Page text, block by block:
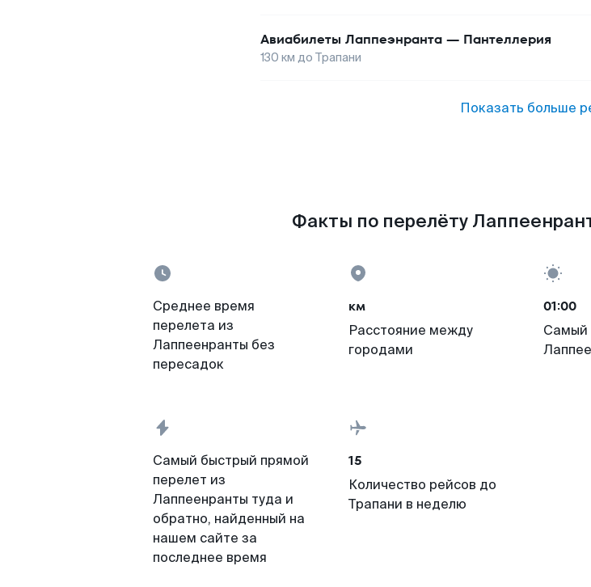
Авиабилеты Лаппеэнранта — Пантеллерия
130 км до Трапани
Показать больше
Факты по перелёту
Среднее время
перелета из
Лаппеенранты без
пересадок
км
Расстояние между
городами
01:00
Самый
Самый быстрый прямой
перелет из
Лаппеенранты туда и
обратно, найденный на
нашем сайте за
последнее время
15
Количество рейсов до
Трапани в неделю